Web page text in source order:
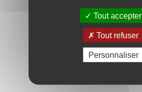
Tout accepter
Tout refuser
Personnaliser